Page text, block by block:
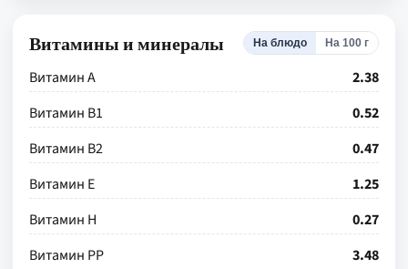
Витамины и минералы На блюдо На 100 г
Витамин А
2.38
Витамин В1
0.52
Витамин В2
0.47
Витамин Е
1.25
Витамин Н
0.27
Витамин РР
3.48